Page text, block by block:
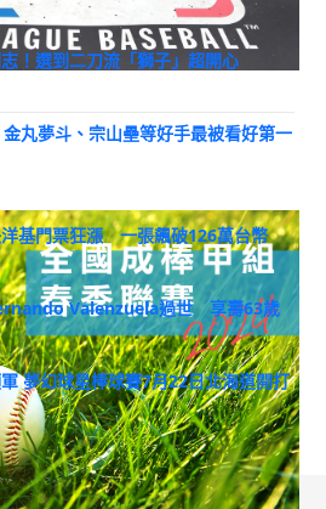
！選到二刀流「獅子」超開心
丸夢斗、宗山壘等好手最被看好第一
基門票狂漲 一張飆破126萬台幣
Valenzuela過世 享壽63歲
夢幻球星棒球賽7月22日北海道開打